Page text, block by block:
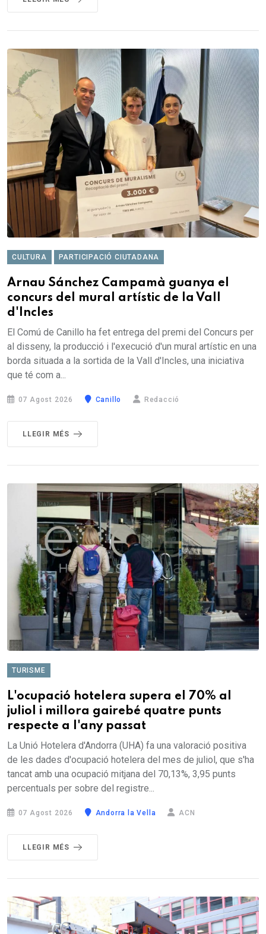
CULTURA PARTICIPACIÓ CIUTADANA
Arnau Sánchez Campamà guanya el
concurs del mural artístic de la Vall
d'Incles
El Comú de Canillo ha fet entrega del premi del Concurs per
al disseny, la producció i l'execució d'un mural artístic en una
borda situada a la sortida de la Vall d'Incles, una iniciativa
que té com a...
07 Agost 2026 Canillo Redacció
LLEGIR MÉS
TURISME
L'ocupació hotelera supera el 70% al
juliol i millora gairebé quatre punts
respecte a l'any passat
La Unió Hotelera d'Andorra (UHA) fa una valoració positiva
de les dades d'ocupació hotelera del mes de juliol, que s'ha
tancat amb una ocupació mitjana del 70,13%, 3,95 punts
percentuals per sobre del registre...
07 Agost 2026 Andorra la Vella ACN
LLEGIR MÉS